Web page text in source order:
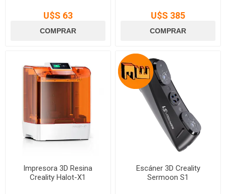
U$S 63 U$S 385
Impresora 3D Resina
Creality Halot-X1
Escáner 3D Creality
Sermoon S1